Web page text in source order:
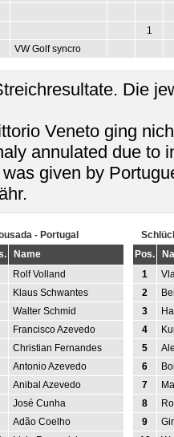
1
VW Golf syncro
Die
Veneto ging
annulated due to
given by
- Portugal
Name
Rolf Volland
Klaus Schwantes
Walter Schmid
Francisco Azevedo
Christian Fernandes
Antonio Azevedo
Anibal Azevedo
José Cunha
Adão Coelho
Pos.
1
2
3
4
5
6
7
8
9